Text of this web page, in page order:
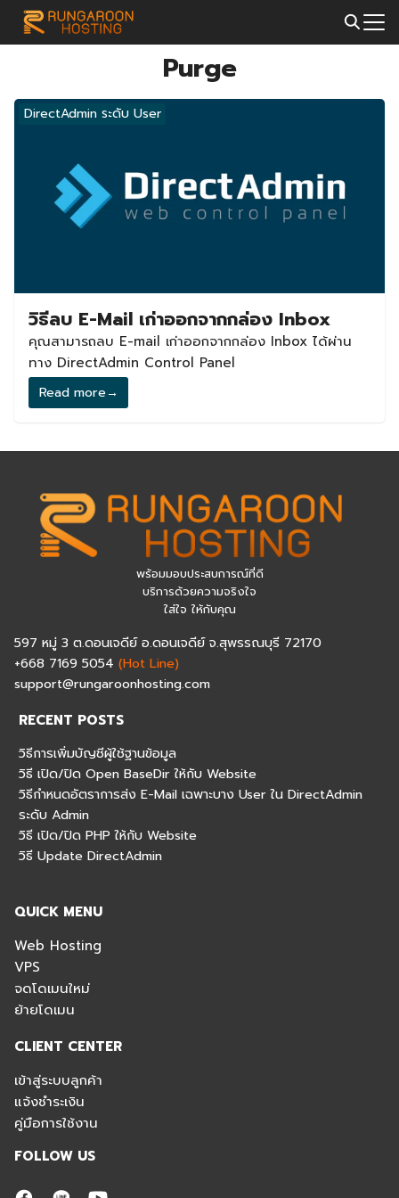
Skip
Purge
DirectAdmin ระดับ User
วิธีลบ E-Mail เก่าออกจากกล่อง Inbox
คุณสามารถลบ E-mail เก่าออกจากกล่อง Inbox ได้ผ่าน
ทาง DirectAdmin Control Panel
Read more→
พร้อมมอบประสบการณ์ที่ดี
บริการด้วยความจริงใจ
ใส่ใจ ให้กับคุณ
597 หมู่ 3 ต.ดอนเจดีย์ อ.ดอนเจดีย์ จ.สุพรรณบุรี 72170
+668 7169 5054 (Hot Line)
support@rungaroonhosting.com
RECENT POSTS
วิธีการเพิ่มบัญชีผู้ใช้ฐานข้อมูล
วิธี เปิด/ปิด Open BaseDir ให้กับ Website
วิธีกำหนดอัตราการส่ง E-Mail เฉพาะบาง User ใน DirectAdmin
ระดับ Admin
วิธี เปิด/ปิด PHP ให้กับ Website
วิธี Update DirectAdmin
QUICK MENU
Web Hosting
VPS
จดโดเมนใหม่
ย้ายโดเมน
CLIENT CENTER
เข้าสู่ระบบลูกค้า
แจ้งชำระเงิน
คู่มือการใช้งาน
FOLLOW US